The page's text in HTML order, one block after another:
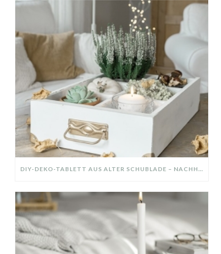
DIY-DEKO-TABLETT AUS ALTER SCHUBLADE – NACHHALTIGE HERBSTDEKO SELBER MACHEN!